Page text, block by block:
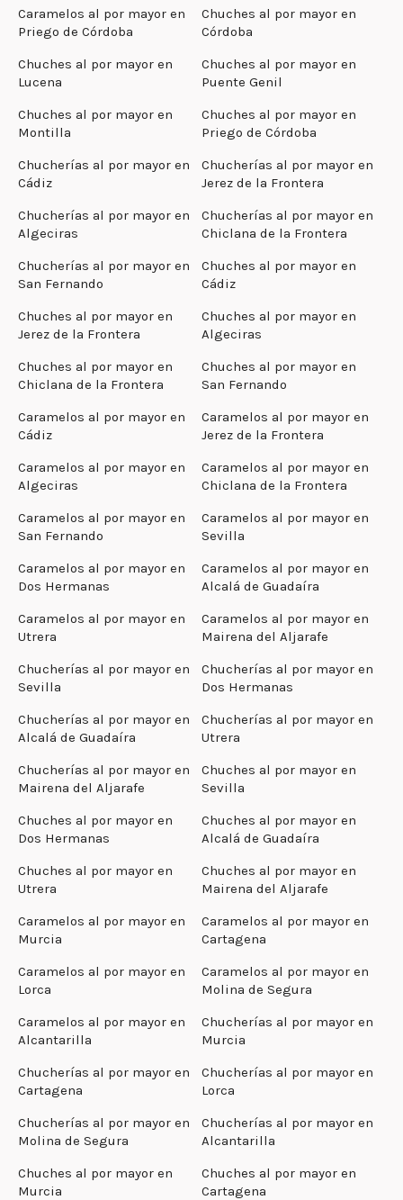
Caramelos al por mayor en
Priego de Córdoba
Chuches al por mayor en
Córdoba
Chuches al por mayor en
Lucena
Chuches al por mayor en
Puente Genil
Chuches al por mayor en
Montilla
Chuches al por mayor en
Priego de Córdoba
Chucherías al por mayor en
Cádiz
Chucherías al por mayor en
Jerez de la Frontera
Chucherías al por mayor en
Algeciras
Chucherías al por mayor en
Chiclana de la Frontera
Chucherías al por mayor en
San Fernando
Chuches al por mayor en
Cádiz
Chuches al por mayor en
Jerez de la Frontera
Chuches al por mayor en
Algeciras
Chuches al por mayor en
Chiclana de la Frontera
Chuches al por mayor en
San Fernando
Caramelos al por mayor en
Cádiz
Caramelos al por mayor en
Jerez de la Frontera
Caramelos al por mayor en
Algeciras
Caramelos al por mayor en
Chiclana de la Frontera
Caramelos al por mayor en
San Fernando
Caramelos al por mayor en
Sevilla
Caramelos al por mayor en
Dos Hermanas
Caramelos al por mayor en
Alcalá de Guadaíra
Caramelos al por mayor en
Utrera
Caramelos al por mayor en
Mairena del Aljarafe
Chucherías al por mayor en
Sevilla
Chucherías al por mayor en
Dos Hermanas
Chucherías al por mayor en
Alcalá de Guadaíra
Chucherías al por mayor en
Utrera
Chucherías al por mayor en
Mairena del Aljarafe
Chuches al por mayor en
Sevilla
Chuches al por mayor en
Dos Hermanas
Chuches al por mayor en
Alcalá de Guadaíra
Chuches al por mayor en
Utrera
Chuches al por mayor en
Mairena del Aljarafe
Caramelos al por mayor en
Murcia
Caramelos al por mayor en
Cartagena
Caramelos al por mayor en
Lorca
Caramelos al por mayor en
Molina de Segura
Caramelos al por mayor en
Alcantarilla
Chucherías al por mayor en
Murcia
Chucherías al por mayor en
Cartagena
Chucherías al por mayor en
Lorca
Chucherías al por mayor en
Molina de Segura
Chucherías al por mayor en
Alcantarilla
Chuches al por mayor en
Murcia
Chuches al por mayor en
Cartagena